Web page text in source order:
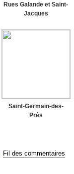
Rues Galande et Saint-
Jacques
Saint-Germain-des-
Prés
Fil des commentaires